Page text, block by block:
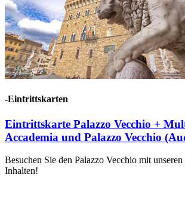
-Eintrittskarten
Eintrittskarte Palazzo Vecchio +
Accademia und Palazzo Vecchio
Besuchen Sie den Palazzo Vecchio mit
Inhalten!